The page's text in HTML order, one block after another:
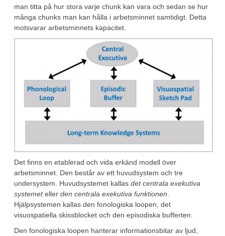
man titta på hur stora varje chunk kan vara och sedan se hur
många chunks man kan hålla i arbetsminnet samtidigt. Detta
motsvarar arbetsminnets kapacitet.
Det finns en etablerad och vida erkänd modell över
arbetsminnet. Den består av ett huvudsystem och tre
undersystem. Huvudsystemet kallas det centrala exekutiva
systemeteller den centrala exekutiva funktionen
Hjälpsystemen kallas den fonologiska loopen, det
visuospatiella skissblocket och den episodiska bufferten.
Den fonologiska loopen hanterar informationsbitar av ljud,